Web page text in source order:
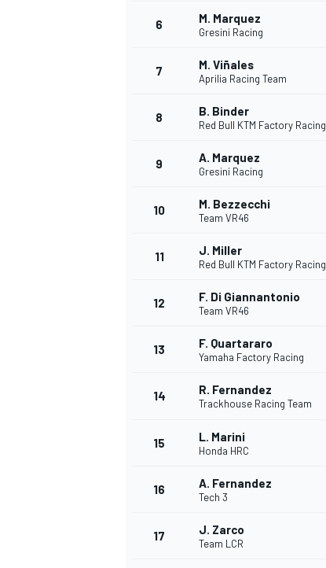
6 M. Marquez
Gresini Racing
7 M. Viñales
Aprilia Racing Team
8 B. Binder
Red Bull KTM Factory Racing
9 A. Marquez
Gresini Racing
10 M. Bezzecchi
Team VR46
11 J. Miller
Red Bull KTM Factory Racing
12 F. Di Giannantonio
Team VR46
13 F. Quartararo
Yamaha Factory Racing
14 R. Fernandez
Trackhouse Racing Team
15 L. Marini
Honda HRC
16 A. Fernandez
Tech 3
17 J. Zarco
Team LCR